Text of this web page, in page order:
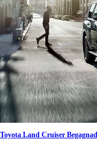
Toyota Land Cruiser Begagnad